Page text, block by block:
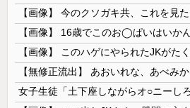
【画像】 このハゲにやられたJKがた